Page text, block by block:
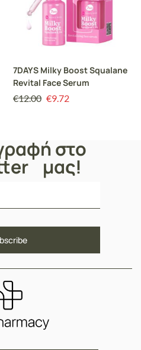
7DAYS Milky Boost Squalane
Revital Face Serum
€12.00 €9.72
στο
μας!